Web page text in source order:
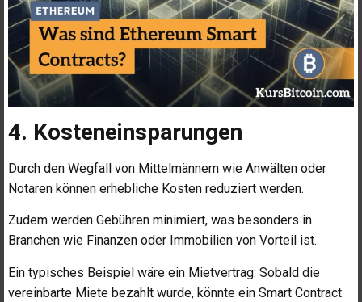
4. Kosteneinsparungen
Durch den Wegfall von Mittelmännern wie Anwälten oder
Notaren können erhebliche Kosten reduziert werden.
Zudem werden Gebühren minimiert, was besonders in
Branchen wie Finanzen oder Immobilien von Vorteil ist.
Ein typisches Beispiel wäre ein Mietvertrag: Sobald die
vereinbarte Miete bezahlt wurde, könnte ein Smart Contract